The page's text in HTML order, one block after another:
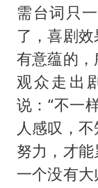
需台词只
了，喜剧
有意蕴的，
观众走出
说：“不一
人感叹，
努力，才
一个没有